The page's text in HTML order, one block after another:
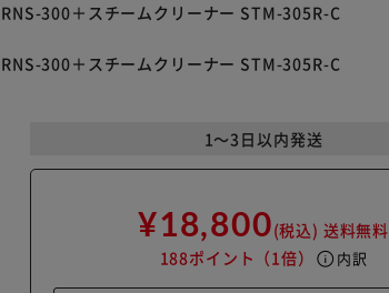
300＋スチームクリーナー STM-305R-C
300＋スチームクリーナー STM-305R-C
1～3日以内発送
¥18,800(税込) 送料無料
188ポイント （1倍） info 内訳